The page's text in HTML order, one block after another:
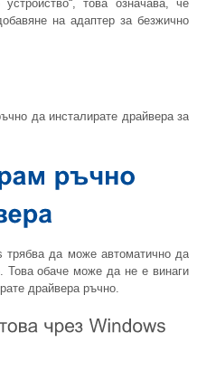
това означава, че
на адаптер за безжично
да инсталирате драйвера за
трябва да може автоматично да
Това обаче може да не е винаги
драйвера ръчно.